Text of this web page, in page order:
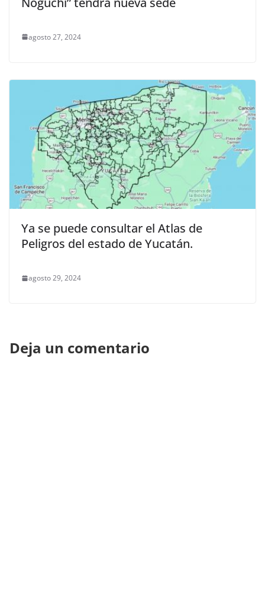
agosto 27, 2024
Ya se puede consultar el Atlas de
Peligros del estado de Yucatán.
agosto 29, 2024
Deja un comentario